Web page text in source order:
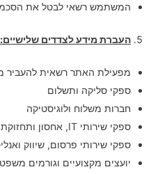
המשתמש רשאי לבטל את
העברת מידע לצדדים שלישיים:
מפעילת האתר רשאית להעביר
ספקי סליקה ותשלום
חברות משלוח ולוגיסטיקה
ספקי שירותי IT, אחסון ותחזוקת מערכות
ספקי שירותי פרסום, שיווק
יועצים מקצועיים וגורמים